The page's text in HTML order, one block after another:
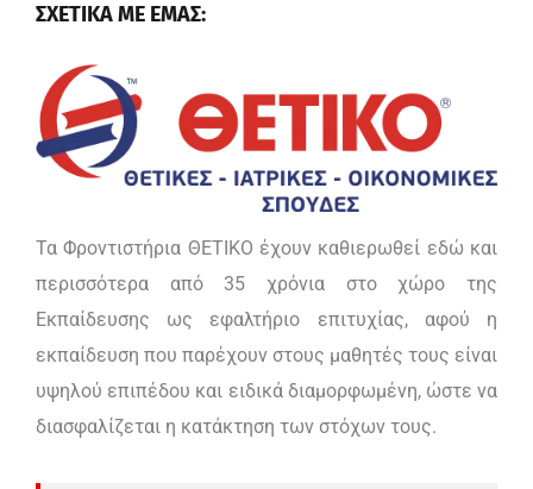
ΣΧΕΤΙΚΑ ΜΕ ΕΜΑΣ:
Τα Φροντιστήρια ΘΕΤΙΚΟ έχουν καθιερωθεί εδώ και
περισσότερα από 35 χρόνια στο χώρο της
Εκπαίδευσης ως εφαλτήριο επιτυχίας, αφού η
εκπαίδευση που παρέχουν στους μαθητές τους είναι
υψηλού επιπέδου και ειδικά διαμορφωμένη, ώστε να
διασφαλίζεται η κατάκτηση των στόχων τους.